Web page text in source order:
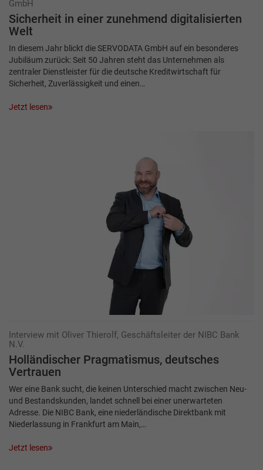
GmbH
Sicherheit in einer zunehmend digitalisierten
Welt
In diesem Jahr blickt die SERVODATA GmbH auf ein besonderes
Jubiläum zurück: Seit 50 Jahren steht das Unternehmen als
zentraler Dienstleister für die deutsche Kreditwirtschaft für
Sicherheit, Zuverlässigkeit und einen…
Jetzt lesen
Interview mit Oliver Thierolf, Geschäftsleiter der NIBC Bank
N.V.
Holländischer Pragmatismus, deutsches
Vertrauen
Wer eine Bank sucht, die keinen Unterschied macht zwischen Neu-
und Bestandskunden, landet schnell bei einer unerwarteten
Adresse. Die NIBC Bank, eine niederländische Direktbank mit
Niederlassung in Frankfurt am Main,…
Jetzt lesen